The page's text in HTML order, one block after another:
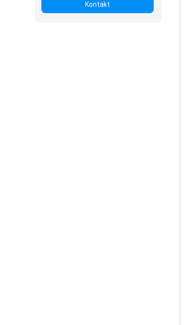
Kontakt